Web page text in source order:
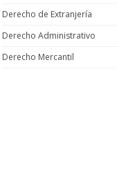
Derecho de Extranjería
Derecho Administrativo
Derecho Mercantil